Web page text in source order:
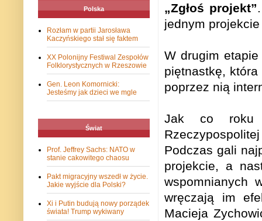
„Zgłoś projekt”.
jednym
W drugim etapie
piętnastkę,
poprzez nią
Jak co roku
Podczas gali
projekcie, a
wspomnianych
wręczają im
Macieja
Polska
Rozłam w partii Jarosława
Kaczyńskiego stał się faktem
XX Polonijny Festiwal Zespołów
Folklorystycznych w Rzeszowie
Gen. Leon Komornicki:
Jesteśmy jak dzieci we mgle
Świat
Prof. Jeffrey Sachs: NATO w
stanie cakowitego chaosu
Pakt migracyjny wszedł w życie.
Jakie wyjście dla Polski?
Xi i Putin budują nowy porządek
świata! Trump wykiwany